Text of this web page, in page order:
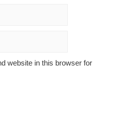
website in this browser for